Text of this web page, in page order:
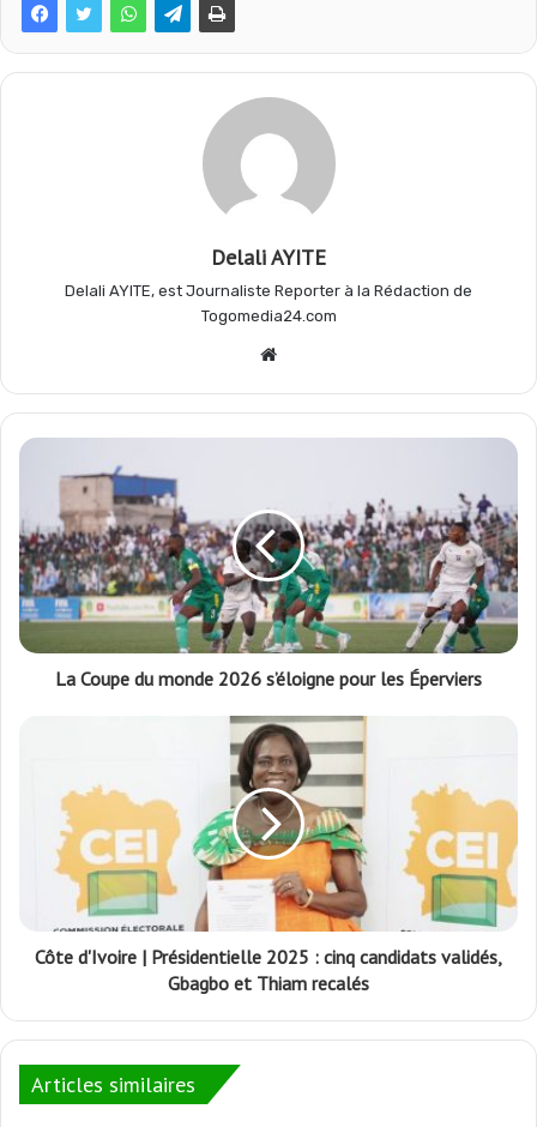
b s
a
m
Delali AYITE
Delali AYITE, est Journaliste Reporter à la Rédaction de
Togomedia24.com
Website
La Coupe du monde 2026 s’éloigne pour les Éperviers
Côte d'Ivoire | Présidentielle 2025 : cinq candidats validés,
Gbagbo et Thiam recalés
Articles similaires